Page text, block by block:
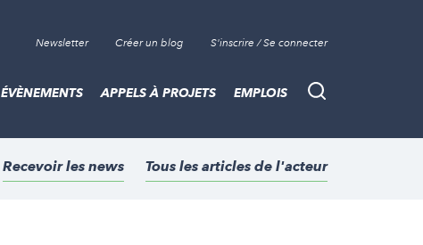
Newsletter Créer un blog S'inscrire / Se connecter
Recherche
ÉVÈNEMENTS APPELS À PROJETS EMPLOIS
Recevoir les news Tous les articles de l'acteur